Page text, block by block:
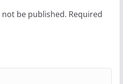
be published. Required